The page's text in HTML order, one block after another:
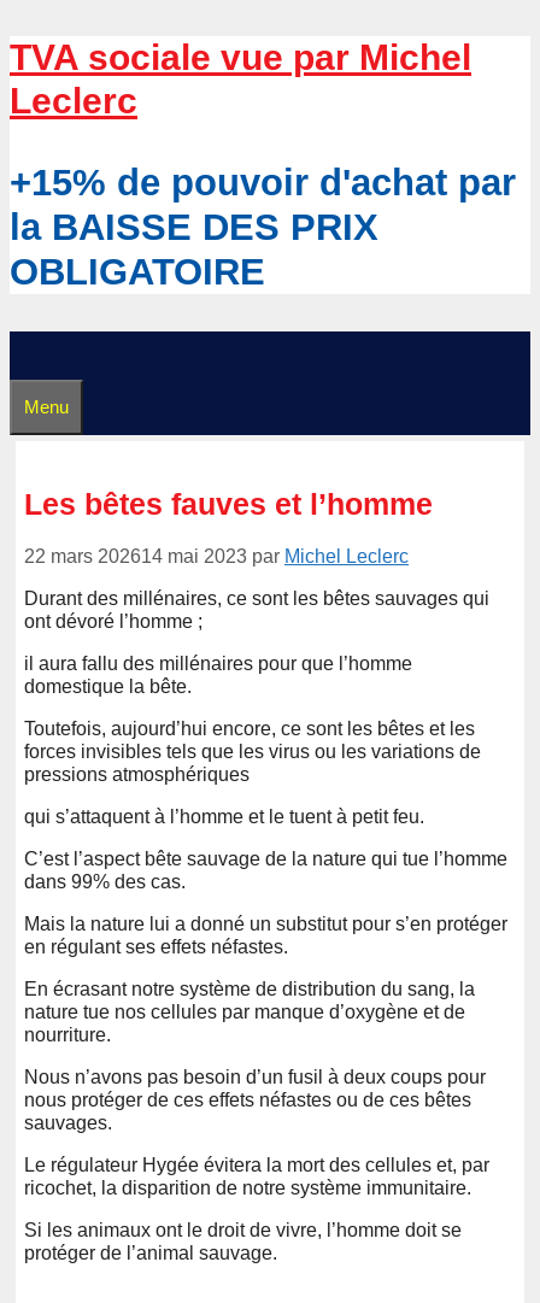
Aller
au
contenu
TVA sociale vue par Michel
Leclerc
+15% de pouvoir d'achat par
la BAISSE DES PRIX
OBLIGATOIRE
Menu
Les bêtes fauves et l’homme
22 mars 202614 mai 2023 par Michel Leclerc
Durant des millénaires, ce sont les bêtes sauvages qui
ont dévoré l’homme ;
il aura fallu des millénaires pour que l’homme
domestique la bête.
Toutefois, aujourd’hui encore, ce sont les bêtes et les
forces invisibles tels que les virus ou les variations de
pressions atmosphériques
qui s’attaquent à l’homme et le tuent à petit feu.
C’est l’aspect bête sauvage de la nature qui tue l’homme
dans 99% des cas.
Mais la nature lui a donné un substitut pour s’en protéger
en régulant ses effets néfastes.
En écrasant notre système de distribution du sang, la
nature tue nos cellules par manque d’oxygène et de
nourriture.
Nous n’avons pas besoin d’un fusil à deux coups pour
nous protéger de ces effets néfastes ou de ces bêtes
sauvages.
Le régulateur Hygée évitera la mort des cellules et, par
ricochet, la disparition de notre système immunitaire.
Si les animaux ont le droit de vivre, l’homme doit se
protéger de l’animal sauvage.